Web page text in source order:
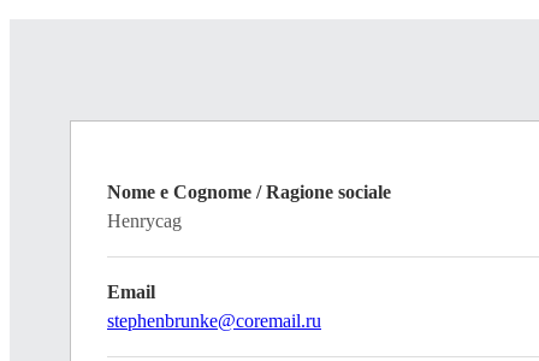
Nome e Cognome / Ragione sociale
Henrycag
Email
stephenbrunke@coremail.ru